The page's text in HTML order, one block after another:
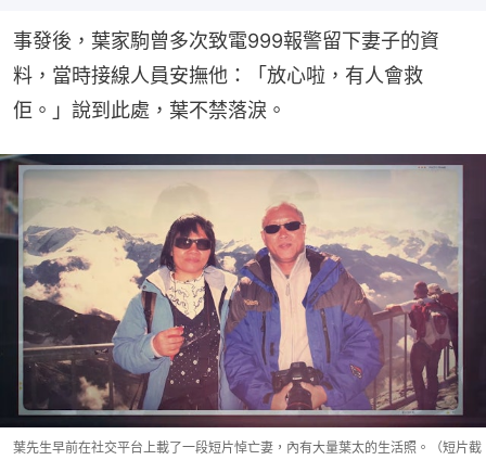
事發後，葉家駒曾多次致電999報警留下妻子的資
料，當時接線人員安撫他：「放心啦，有人會救
佢。」說到此處，葉不禁落淚。
葉先生早前在社交平台上載了一段短片悼亡妻，內有大量葉太的生活照。（短片截